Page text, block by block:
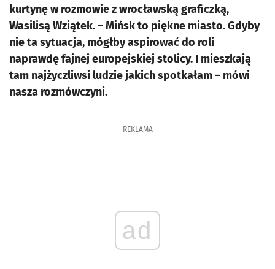
kurtynę w rozmowie z wrocławską graficzką,
Wasilisą Wziątek. – Mińsk to piękne miasto. Gdyby
nie ta sytuacja, mógłby aspirować do roli
naprawdę fajnej europejskiej stolicy. I mieszkają
tam najżyczliwsi ludzie jakich spotkałam – mówi
nasza rozmówczyni.
REKLAMA
ad